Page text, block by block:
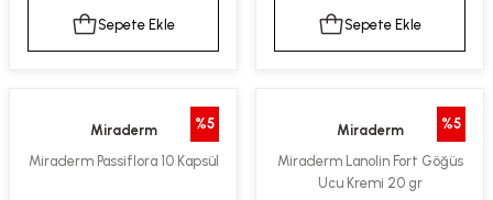
Sepete Ekle Sepete Ekle
%5
Miraderm
Miraderm Passiflora 10 Kapsül
%5
Miraderm
Miraderm Lanolin Fort Göğüs
Ucu Kremi 20 gr